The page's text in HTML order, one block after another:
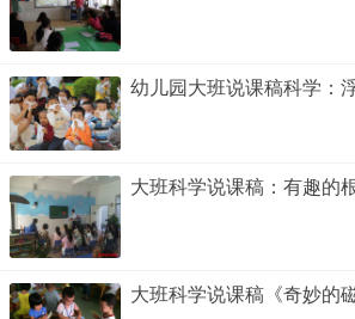
幼儿园大班说课稿科学：
大班科学说课稿：有趣的
大班科学说课稿《奇妙的